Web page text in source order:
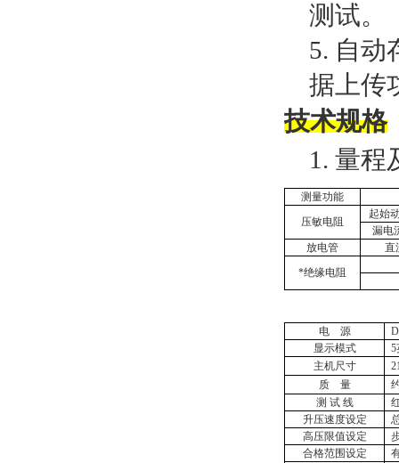
测试。
5. 自动
据上传
技术规格
1. 量程
测量功能
压敏电阻
起始
漏电
放电管
直
*绝缘电阻
电 源
显示模式
5
主机尺寸
质
量
测 试 线
升压速度设定
高压限值设定
合格范围设定